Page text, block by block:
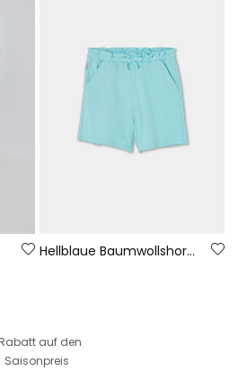
Hellblaue Baumwollshorts
auf den
Saisonpreis